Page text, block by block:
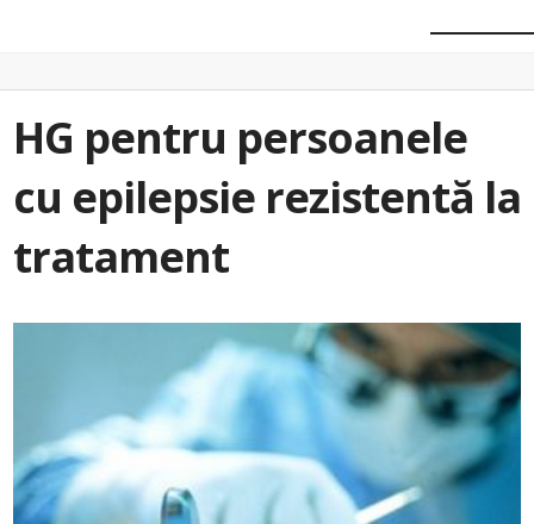
HG pentru persoanele
cu epilepsie rezistentă la
tratament